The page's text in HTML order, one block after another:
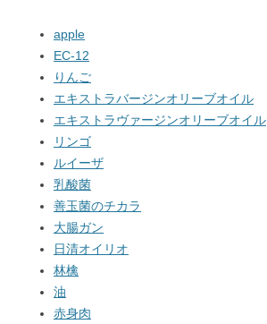
apple
EC-12
りんご
エキストラバージンオリーブオイル
エキストラヴァージンオリーブオイル
リンゴ
ルイーザ
乳酸菌
善玉菌のチカラ
大腸ガン
日清オイリオ
林檎
油
赤身肉